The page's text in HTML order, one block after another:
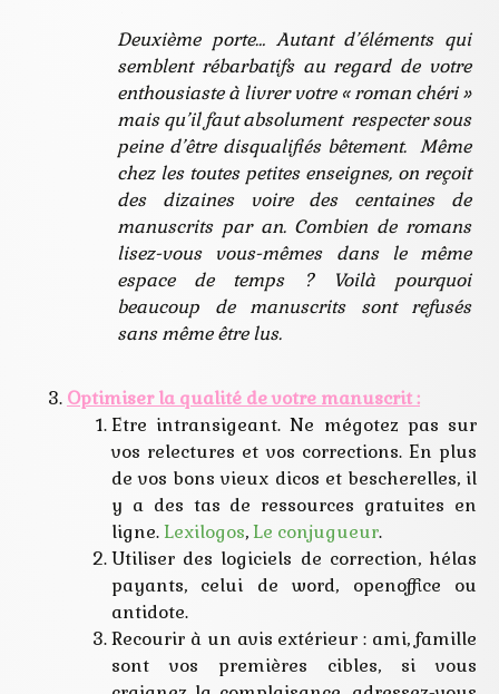
Deuxième porte… Autant d’éléments qui
semblent rébarbatifs au regard de votre
enthousiaste à livrer votre « roman chéri »
mais qu’il faut absolument respecter sous
peine d’être disqualifiés bêtement. Même
chez les toutes petites enseignes, on reçoit
des dizaines voire des centaines de
manuscrits par an. Combien de romans
lisez-vous vous-mêmes dans le même
espace de temps ? Voilà pourquoi
beaucoup de manuscrits sont refusés
sans même être lus.
Optimiser la qualité de votre manuscrit :
Etre intransigeant. Ne mégotez pas sur
vos relectures et vos corrections. En plus
de vos bons vieux dicos et bescherelles, il
y a des tas de ressources gratuites en
ligne.Lexilogos,Le conjugueur.
Utiliser des logiciels de correction, hélas
payants, celui de word, openoffice ou
antidote.
Recourir à un avis extérieur : ami, famille
sont vos premières cibles, si vous